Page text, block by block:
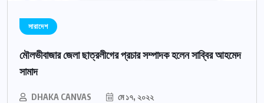
সারাদেশ
মৌলভীবাজার জেলা ছাত্রলীগের প্রচার সম্পাদক হলেন সাব্বির আহমেদ
সামাদ
DHAKA CANVAS মে ১৭, ২০২২